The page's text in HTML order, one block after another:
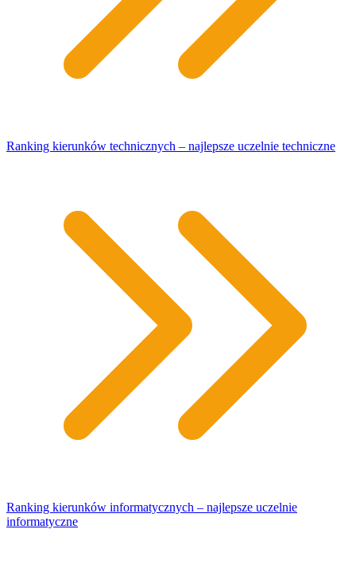
Ranking kierunków technicznych – najlepsze uczelnie techniczne
Ranking kierunków informatycznych – najlepsze uczelnie
informatyczne